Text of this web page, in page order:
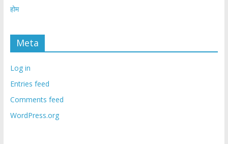
होम
Meta
Log in
Entries feed
Comments feed
WordPress.org